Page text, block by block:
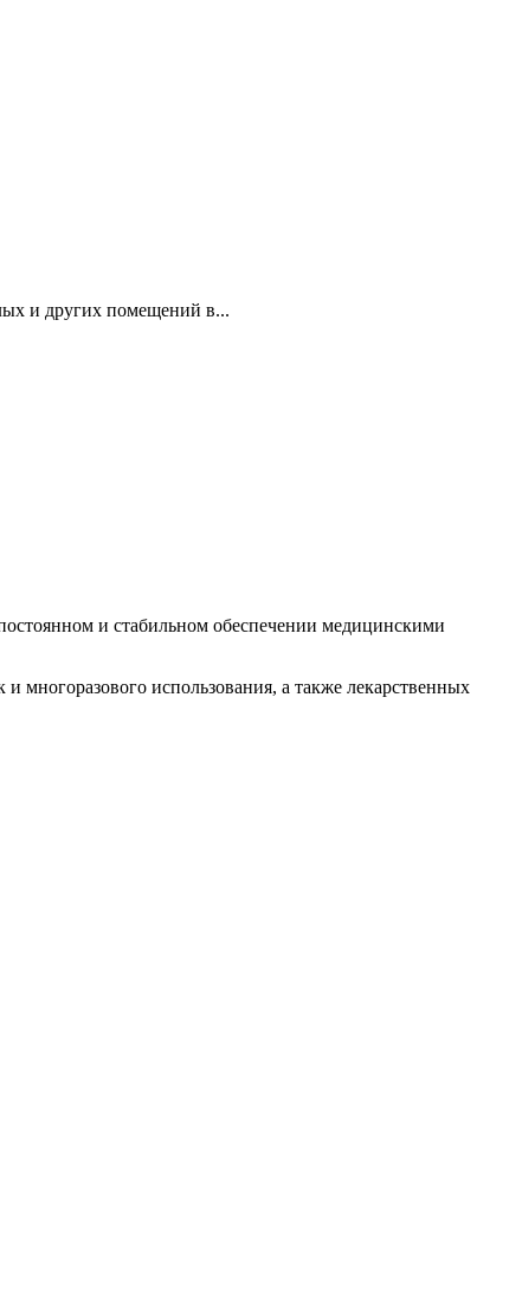
и других помещений в...
и стабильном обеспечении медицинскими
использования, а также лекарственных